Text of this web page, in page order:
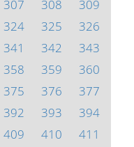
307 308
309
324 325
326
341 342
343
358 359
360
375 376
377
392 393
394
409 410
411